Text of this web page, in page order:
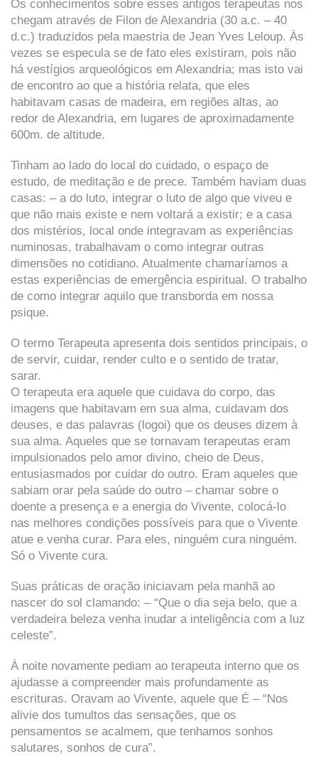
Os conhecimentos sobre esses antigos terapeutas nos
chegam através de Filon de Alexandria (30 a.c. – 40
d.c.) traduzidos pela maestria de Jean Yves Leloup. Às
vezes se especula se de fato eles existiram, pois não
há vestígios arqueológicos em Alexandria; mas isto vai
de encontro ao que a história relata, que eles
habitavam casas de madeira, em regiões altas, ao
redor de Alexandria, em lugares de aproximadamente
600m. de altitude.
Tinham ao lado do local do cuidado, o espaço de
estudo, de meditação e de prece. Também haviam duas
casas: – a do luto, integrar o luto de algo que viveu e
que não mais existe e nem voltará a existir; e a casa
dos mistérios, local onde integravam as experiências
numinosas, trabalhavam o como integrar outras
dimensões no cotidiano. Atualmente chamaríamos a
estas experiências de emergência espiritual. O trabalho
de como integrar aquilo que transborda em nossa
psique.
O termo Terapeuta apresenta dois sentidos principais, o
de servir, cuidar, render culto e o sentido de tratar,
sarar.
O terapeuta era aquele que cuidava do corpo, das
imagens que habitavam em sua alma, cuidavam dos
deuses, e das palavras (logoi) que os deuses dizem à
sua alma. Aqueles que se tornavam terapeutas eram
impulsionados pelo amor divino, cheio de Deus,
entusiasmados por cuidar do outro. Eram aqueles que
sabiam orar pela saúde do outro – chamar sobre o
doente a presença e a energia do Vivente, colocá-lo
nas melhores condições possíveis para que o Vivente
atue e venha curar. Para eles, ninguém cura ninguém.
Só o Vivente cura.
Suas práticas de oração iniciavam pela manhã ao
nascer do sol clamando: – “Que o dia seja belo, que a
verdadeira beleza venha inudar a inteligência com a luz
celeste”.
À noite novamente pediam ao terapeuta interno que os
ajudasse a compreender mais profundamente as
escrituras. Oravam ao Vivente, aquele que É – “Nos
alivie dos tumultos das sensações, que os
pensamentos se acalmem, que tenhamos sonhos
salutares, sonhos de cura”.